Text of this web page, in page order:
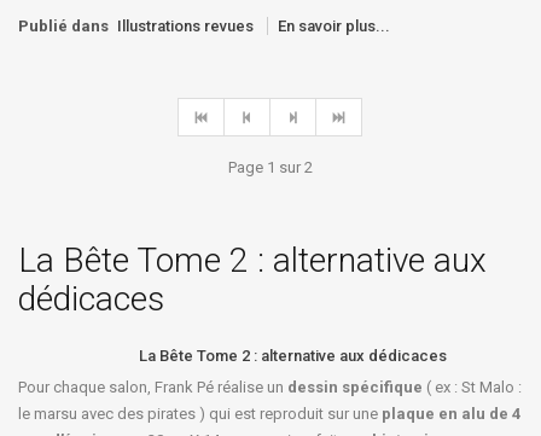
Publié dans Illustrations revues En savoir plus...
Page 1 sur 2
La Bête Tome 2 : alternative aux
dédicaces
La Bête Tome 2 : alternative aux dédicaces
Pour chaque salon, Frank Pé réalise un dessin spécifique ( ex : St Malo :
le marsu avec des pirates ) qui est reproduit sur une plaque en alu de 4